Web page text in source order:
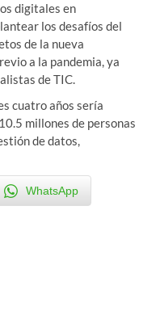
digitales en
los desafíos del
de la nueva
a la pandemia, ya
de TIC.
cuatro años sería
millones de personas
de datos,
WhatsApp